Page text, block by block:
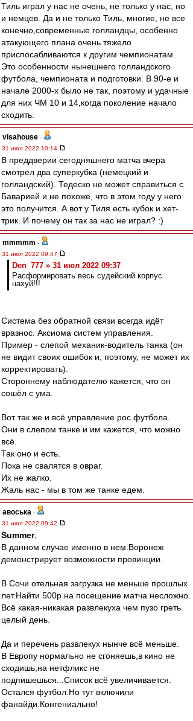
Тиль играл у нас не очень, не только у нас, но
и немцев. Да и не только Тиль, многие, не все
конечно,современные голландцы, особенно
атакующего плана очень тяжело
приспосабливаются к другим чемпионатам.
Это особенности нынешнего голландского
футбола, чемпионата и подготовки. В 90-е и
начале 2000-х было не так, поэтому и удачные
для них ЧМ 10 и 14,когда поколение начало
сходить.
visahouse -
31 июл 2022 10:14
В преддверии сегодняшнего матча вчера
смотрел два суперкубка (немецкий и
голландский). Тедеско не может справиться с
Баварией и не похоже, что в этом году у него
это получится. А вот у Тиля есть кубок и хет-
трик. И почему он так за нас не играл? :)
mmmmm -
31 июл 2022 09:47
Den_777 » 31 июл 2022 09:37
Расформировать весь судейский корпус
нахуй!!!
Система без обратной связи всегда идёт
вразнос. Аксиома систем управления.
Пример - слепой механик-водитель танка (он
не видит своих ошибок и, поэтому, не может их
корректировать).
Стороннему наблюдателю кажется, что он
сошёл с ума.
Вот так же и всё управление рос.футбола.
Они в слепом танке и им кажется, что можно
всё.
Так оно и есть.
Пока не свалятся в овраг.
Их не жалко.
Жаль нас - мы в том же танке едем.
авоська -
31 июл 2022 09:42
Summer,
В данном случае именно в нем.Воронеж
демонстрирует возможности провинции.
В Сочи отельная загрузка не меньше прошлых
лет.Найти 500р на посещение матча несложно.
Всё какая-никакая развлекуха чем пузо греть
целый день.
Да и перечень развлекух нынче всё меньше.
В Европу нормально не сгоняешь,в кино не
сходишь,на нетфликс не
подпишешься...Список всё увеличивается.
Остался футбол.Но тут включили
фанайди.Конгениально!